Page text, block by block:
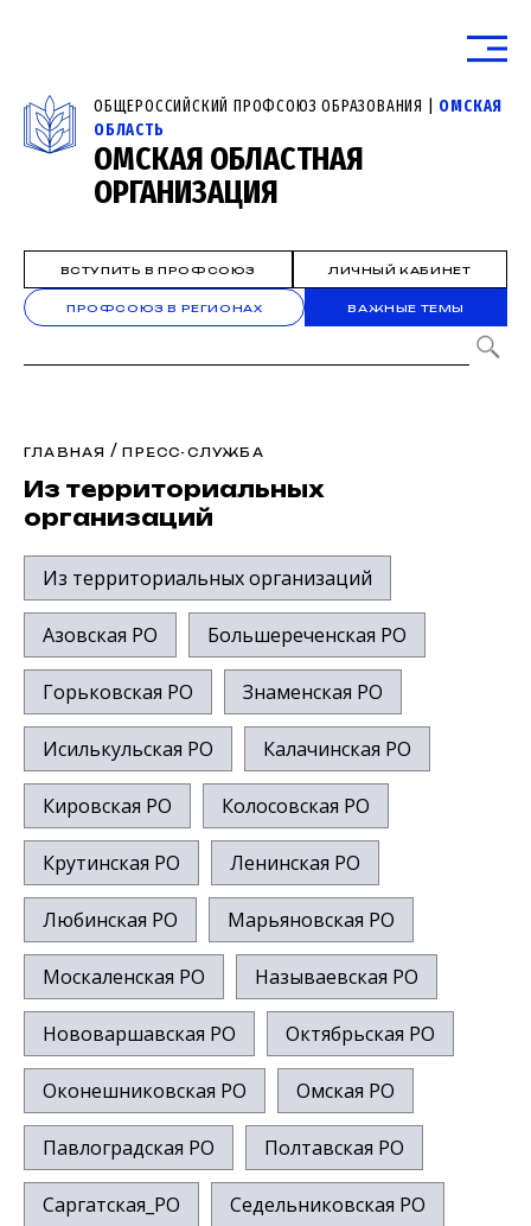
ОБЩЕРОССИЙСКИЙ ПРОФСОЮЗ ОБРАЗОВАНИЯ | ОМСКАЯ
ОБЛАСТЬ
ОМСКАЯ ОБЛАСТНАЯ
ОРГАНИЗАЦИЯ
ВСТУПИТЬ В ПРОФСОЮЗ ЛИЧНЫЙ КАБИНЕТ
ПРОФСОЮЗ В РЕГИОНАХ ВАЖНЫЕ ТЕМЫ
ГЛАВНАЯ /ПРЕСС-СЛУЖБА
Из территориальных
организаций
Из территориальных организаций
Азовская РО Большереченская РО
Горьковская РО Знаменская РО
Исилькульская РО Калачинская РО
Кировская РО Колосовская РО
Крутинская РО Ленинская РО
Любинская РО Марьяновская РО
Москаленская РО Называевская РО
Нововаршавская РО Октябрьская РО
Оконешниковская РО Омская РО
Павлоградская РО Полтавская РО
Саргатская_РО Седельниковская РО